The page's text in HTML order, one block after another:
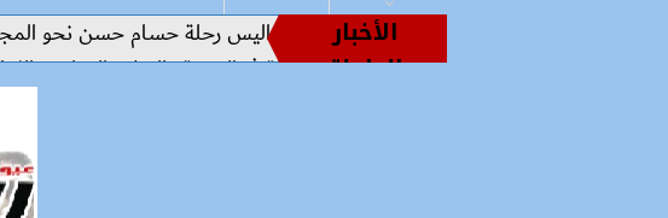
الأخبار
العاجلة
الملاعب إلى قيادة الفراعنة.. كواليس رحلة حسام حسن نحو المجد (تقرير)
تفتحان صفحة جديدة للشراكة في الصحة والنقل والتعليم والثقافة